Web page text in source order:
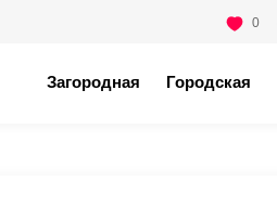
0
Загородная Городская